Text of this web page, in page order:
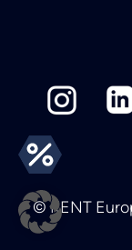
© KENT